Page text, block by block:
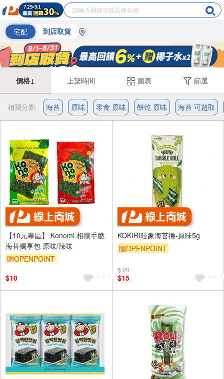
宅配 到店取貨
價格↓ 上架時間 圖表 篩選
相關分類 海苔 原味 零食 原味 餅乾 原味 海苔 可超取
【10元專區】 Konomi 相撲手脆
海苔獨享包 原味/辣味
贈OPENPOINT
$10
KOKIRI哇象海苔捲-原味5g
贈OPENPOINT
$ 20
$15